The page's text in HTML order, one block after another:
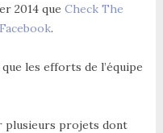
2014 que Check The
.
les efforts de l’équipe
plusieurs projets dont